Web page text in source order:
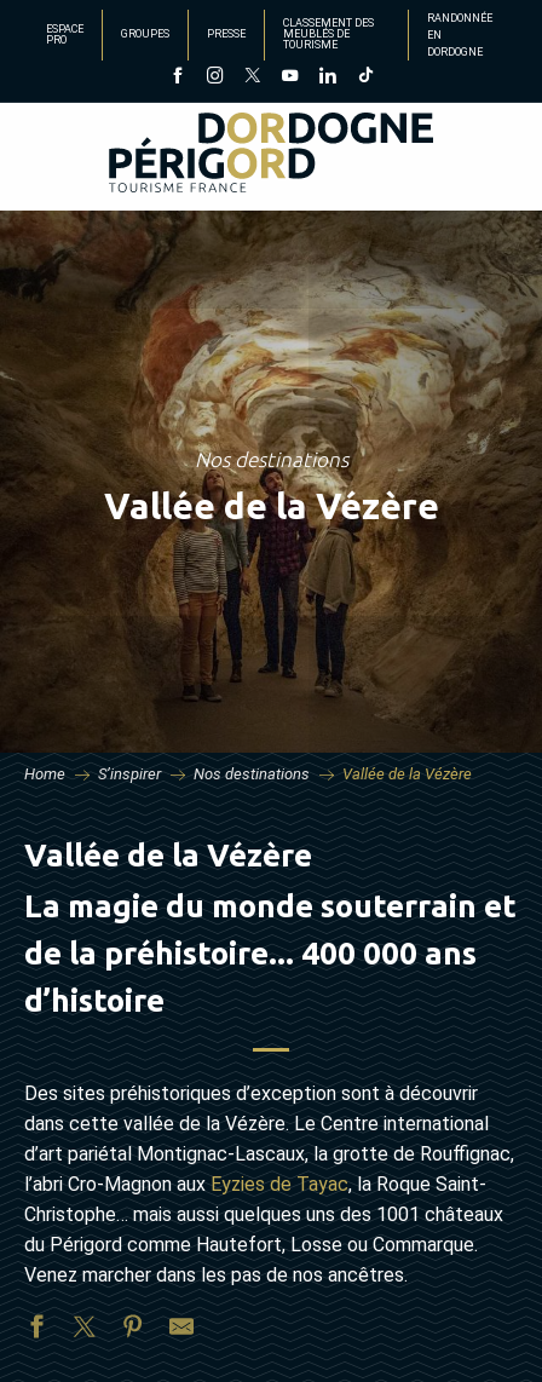
principal
ESPACE
PRO
GROUPES PRESSE
CLASSEMENT DES
MEUBLÉS DE
TOURISME
RANDONNÉE
EN
DORDOGNE
Nos destinations
Vallée de la Vézère
Home S’inspirer Nos destinations Vallée de la Vézère
Vallée de la Vézère
La magie du monde souterrain et
de la préhistoire... 400 000 ans
d’histoire
Des sites préhistoriques d’exception sont à découvrir
dans cette vallée de la Vézère. Le Centre international
d’art pariétal Montignac-Lascaux, la grotte de Rouffignac,
l’abri Cro-Magnon auxEyzies de Tayac, la Roque Saint-
Christophe… mais aussi quelques uns des 1001 châteaux
du Périgord comme Hautefort, Losse ou Commarque.
Venez marcher dans les pas de nos ancêtres.